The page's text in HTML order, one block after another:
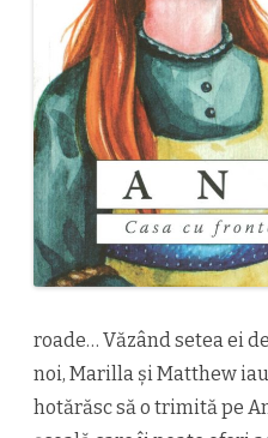
roade… Văzând setea ei
noi, Marilla și Matthew
hotărăsc să o trimită pe